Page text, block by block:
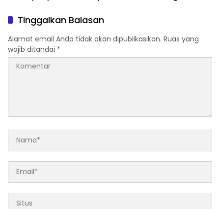
Tinggalkan Balasan
Alamat email Anda tidak akan dipublikasikan. Ruas yang
wajib ditandai *